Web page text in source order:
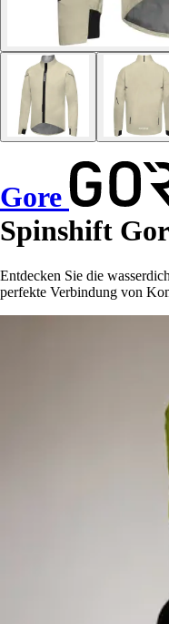
Gore
Spinshift
Entdecken Sie die
perfekte Verbindung von